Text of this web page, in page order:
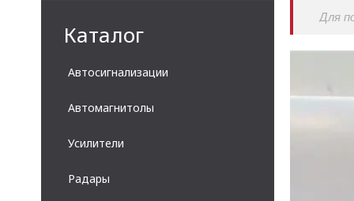
Каталог
Автосигнализации
Автомагнитолы
Усилители
Радары